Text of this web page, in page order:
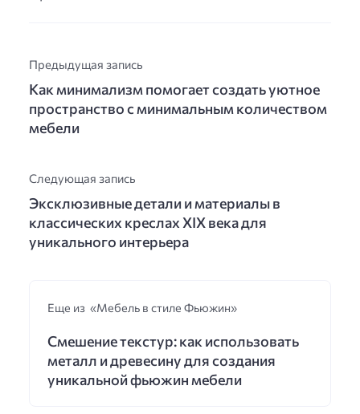
Предыдущая запись
Как минимализм помогает создать уютное
пространство с минимальным количеством
мебели
Следующая запись
Эксклюзивные детали и материалы в
классических креслах XIX века для
уникального интерьера
Еще из «Мебель в стиле Фьюжин»
Смешение текстур: как использовать
металл и древесину для создания
уникальной фьюжин мебели